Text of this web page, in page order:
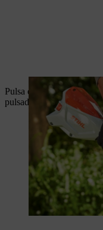
Pulsa el bloqueo de la
pulsado. Ahora puedes